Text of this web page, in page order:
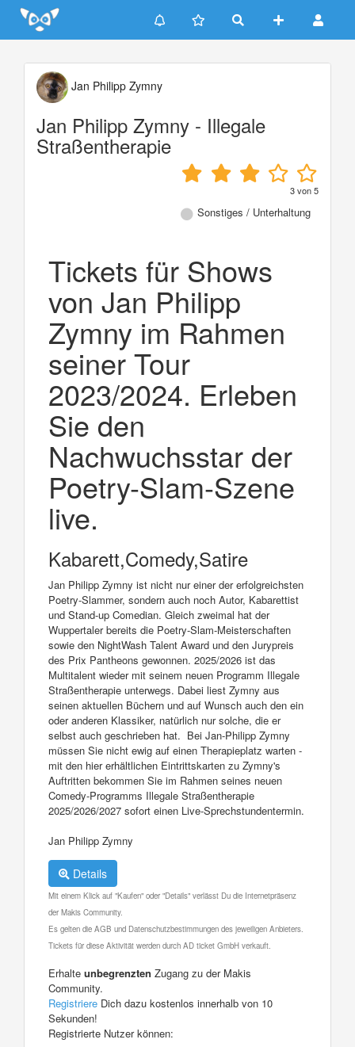
Update cookies preferences
Jan Philipp Zymny
Jan Philipp Zymny - Illegale
Straßentherapie
3von5
Sonstiges / Unterhaltung
Tickets für Shows
von Jan Philipp
Zymny im Rahmen
seiner Tour
2023/2024. Erleben
Sie den
Nachwuchsstar der
Poetry-Slam-Szene
live.
Kabarett,Comedy,Satire
Jan Philipp Zymny ist nicht nur einer der erfolgreichsten
Poetry-Slammer, sondern auch noch Autor, Kabarettist
und Stand-up Comedian. Gleich zweimal hat der
Wuppertaler bereits die Poetry-Slam-Meisterschaften
sowie den NightWash Talent Award und den Jurypreis
des Prix Pantheons gewonnen. 2025/2026 ist das
Multitalent wieder mit seinem neuen Programm Illegale
Straßentherapie unterwegs. Dabei liest Zymny aus
seinen aktuellen Büchern und auf Wunsch auch den ein
oder anderen Klassiker, natürlich nur solche, die er
selbst auch geschrieben hat. Bei Jan-Philipp Zymny
müssen Sie nicht ewig auf einen Therapieplatz warten -
mit den hier erhältlichen Eintrittskarten zu Zymny's
Auftritten bekommen Sie im Rahmen seines neuen
Comedy-Programms Illegale Straßentherapie
2025/2026/2027 sofort einen Live-Sprechstundentermin.
Jan Philipp Zymny
Details
Mit einem Klick auf "Kaufen" oder "Details" verlässt Du die Internetpräsenz
der Makis Community.
Es gelten die AGB und Datenschutzbestimmungen des jeweiligen Anbieters.
Tickets für diese Aktivität werden durch AD ticket GmbH verkauft.
Erhalte unbegrenzten Zugang zu der Makis
Community.
Registriere Dich dazu kostenlos innerhalb von 10
Sekunden!
Registrierte Nutzer können: